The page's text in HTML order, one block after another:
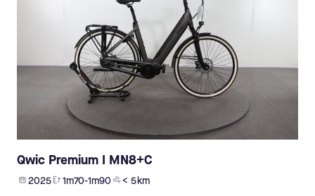
Qwic Premium I MN8+C
2025 1m70-1m90 < 5 km